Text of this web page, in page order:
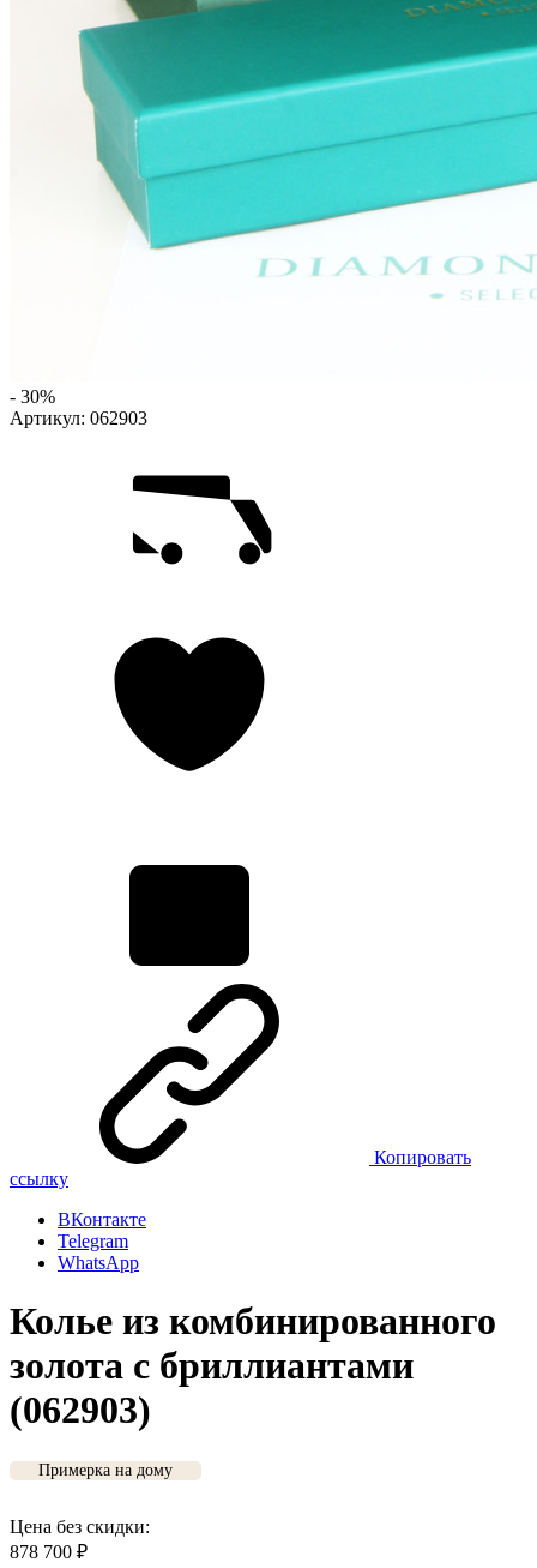
- 30%
Артикул: 062903
Копировать
ссылку
ВКонтакте
Telegram
WhatsApp
Колье из комбинированного
золота с бриллиантами
(062903)
Примерка на дому
Цена без скидки:
878 700 ₽